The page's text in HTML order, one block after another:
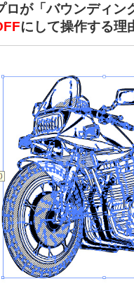
ロが「バウンディン
にして操作する理